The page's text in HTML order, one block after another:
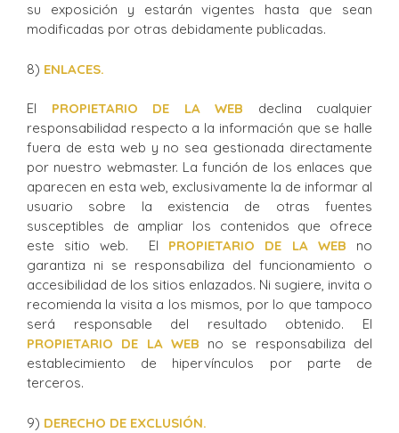
su exposición y estarán vigentes hasta que sean
modificadas por otras debidamente publicadas.
8) ENLACES.
El PROPIETARIO DE LA WEB declina cualquier
responsabilidad respecto a la información que se halle
fuera de esta web y no sea gestionada directamente
por nuestro webmaster. La función de los enlaces que
aparecen en esta web, exclusivamente la de informar al
usuario sobre la existencia de otras fuentes
susceptibles de ampliar los contenidos que ofrece
este sitio web. El PROPIETARIO DE LA WEB no
garantiza ni se responsabiliza del funcionamiento o
accesibilidad de los sitios enlazados. Ni sugiere, invita o
recomienda la visita a los mismos, por lo que tampoco
será responsable del resultado obtenido. El
PROPIETARIO DE LA WEB no se responsabiliza del
establecimiento de hipervínculos por parte de
terceros.
9) DERECHO DE EXCLUSIÓN.